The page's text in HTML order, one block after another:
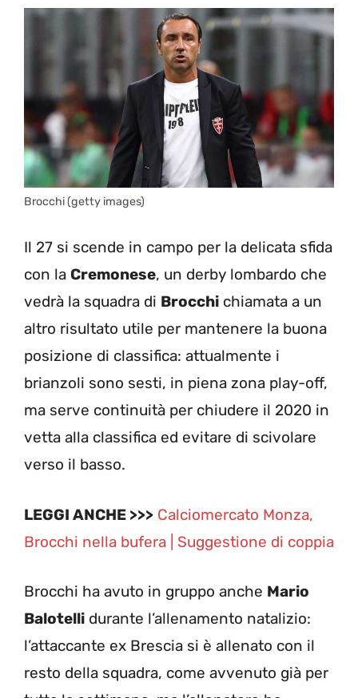
Brocchi (getty images)
Il 27 si scende in campo per la delicata sfida
con la Cremonese, un derby lombardo che
vedrà la squadra di Brocchi chiamata a un
altro risultato utile per mantenere la buona
posizione di classifica: attualmente i
brianzoli sono sesti, in piena zona play-off,
ma serve continuità per chiudere il 2020 in
vetta alla classifica ed evitare di scivolare
verso il basso.
LEGGI ANCHE >>> Calciomercato Monza,
Brocchi nella bufera | Suggestione di coppia
Brocchi ha avuto in gruppo anche Mario
Balotelli durante l’allenamento natalizio:
l’attaccante ex Brescia si è allenato con il
resto della squadra, come avvenuto già per